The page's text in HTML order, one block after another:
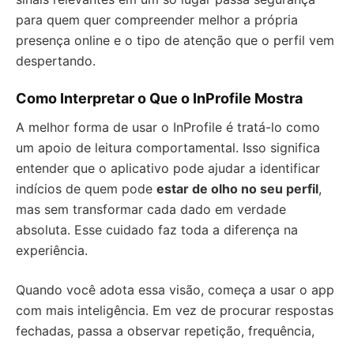
para quem quer compreender melhor a própria
presença online e o tipo de atenção que o perfil vem
despertando.
Como Interpretar o Que o InProfile Mostra
A melhor forma de usar o InProfile é tratá-lo como
um apoio de leitura comportamental. Isso significa
entender que o aplicativo pode ajudar a identificar
indícios de quem pode estar de olho no seu perfil,
mas sem transformar cada dado em verdade
absoluta. Esse cuidado faz toda a diferença na
experiência.
Quando você adota essa visão, começa a usar o app
com mais inteligência. Em vez de procurar respostas
fechadas, passa a observar repetição, frequência,